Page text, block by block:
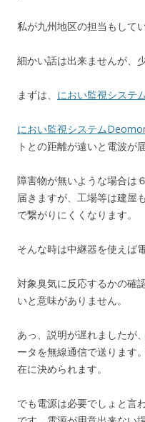
私が九州地区の担当もしてい
細かい話は出来ませんが、
まずは、 におい監視システ
におい監視システム
トとの距離が遠いと電波が
障害物が無いような場合は
届きますが、工場等は建屋
で繋がりにくくなります。
そんな時は中継器を使えば
対象臭気に反応するかの確
いと意味がありません。
あっ、説明が遅れましたが、
ータを無線通信で送ります
在に決められます。
でも電源は必要でしょと言